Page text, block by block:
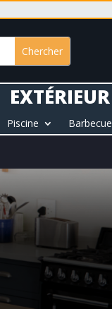
EXTÉRIEUR
Piscine Barbecue